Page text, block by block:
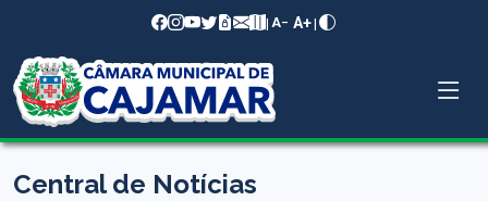
| A− A+|
Central de Notícias